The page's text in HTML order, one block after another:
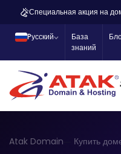
Специальная акция на
Pусский
База
знаний
Atak Domain Купить